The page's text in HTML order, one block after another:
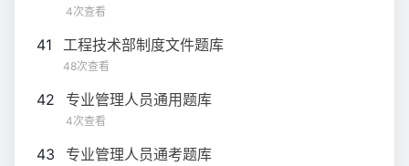
4次查看
41 工程技术部制度文件题库
48次查看
42 专业管理人员通用题库
4次查看
43 专业管理人员通考题库